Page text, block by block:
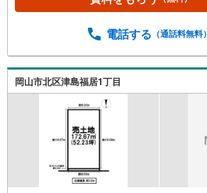
電話する （通話料無料）
岡山市北区津島福居1丁目